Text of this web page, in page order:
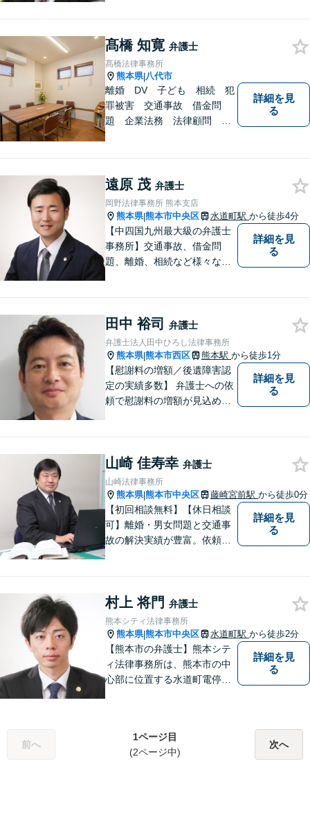
髙橋 知寛 弁護士
髙橋法律事務所
熊本県|八代市
離婚 DV 子ども 相続 犯
罪被害 交通事故 借金問
題 企業法務 法律顧問
詳細を見
る
遠原 茂 弁護士
岡野法律事務所 熊本支店
熊本県|熊本市中央区 水道町駅 から徒歩4分
【中四国九州最大級の弁護士
事務所】交通事故、借金問
題、離婚、相続など様々な問
い！
詳細を見
る
田中 裕司 弁護士
弁護士法人田中ひろし法律事務所
熊本県|熊本市西区 熊本駅 から徒歩1分
【慰謝料の増額／後遺障害認
定の実績多数】 弁護士への依
頼で慰謝料の増額が見込めま
ノウハウ多数】相続手続きか
ら遺言書までトータルサポー
ト【JR熊本駅から徒歩1分】
詳細を見
る
山崎 佳寿幸 弁護士
山崎法律事務所
熊本県|熊本市中央区 藤崎宮前駅 から徒歩0分
【初回相談無料】【休日相談
可】離婚・男女問題と交通事
故の解決実績が豊富。依頼者
ださい。【熊本市中心部】地
域に密着した町医者みたいな
弁護士です。
詳細を見
る
村上 将門 弁護士
熊本シティ法律事務所
熊本県|熊本市中央区 水道町駅 から徒歩2分
【熊本市の弁護士】熊本シテ
ィ法律事務所は、熊本市の中
心部に位置する水道町電停よ
詳細を見
る
前へ
1ページ目
(2ページ中)
次へ